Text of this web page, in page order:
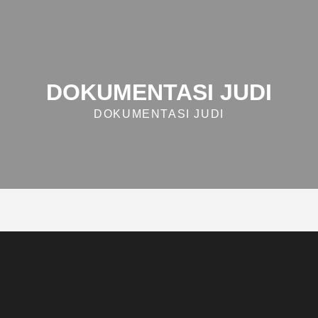
DOKUMENTASI JUDI
DOKUMENTASI JUDI